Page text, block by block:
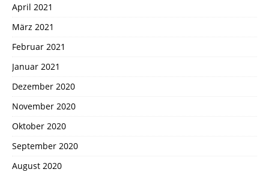
April 2021
März 2021
Februar 2021
Januar 2021
Dezember 2020
November 2020
Oktober 2020
September 2020
August 2020